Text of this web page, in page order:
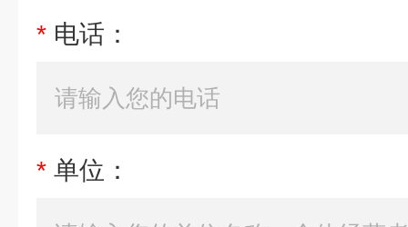
* 电话：
* 单位：